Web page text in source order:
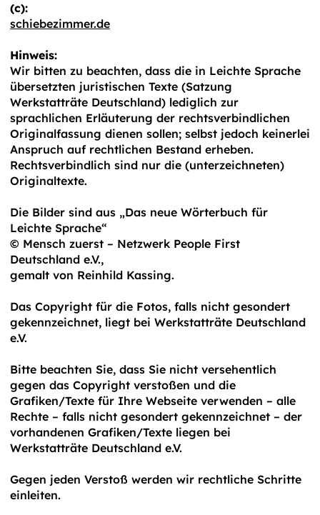
(c):
schiebezimmer.de
Hinweis:
Wir bitten zu beachten, dass die in Leichte Sprache
übersetzten juristischen Texte (Satzung
Werkstatträte Deutschland) lediglich zur
sprachlichen Erläuterung der rechtsverbindlichen
Originalfassung dienen sollen; selbst jedoch keinerlei
Anspruch auf rechtlichen Bestand erheben.
Rechtsverbindlich sind nur die (unterzeichneten)
Originaltexte.
Die Bilder sind aus „Das neue Wörterbuch für
Leichte Sprache“
© Mensch zuerst – Netzwerk People First
Deutschland e.V.,
gemalt von Reinhild Kassing.
Das Copyright für die Fotos, falls nicht gesondert
gekennzeichnet, liegt bei Werkstatträte Deutschland
e.V.
Bitte beachten Sie, dass Sie nicht versehentlich
gegen das Copyright verstoßen und die
Grafiken/Texte für Ihre Webseite verwenden – alle
Rechte – falls nicht gesondert gekennzeichnet – der
vorhandenen Grafiken/Texte liegen bei
Werkstatträte Deutschland e.V.
Gegen jeden Verstoß werden wir rechtliche Schritte
einleiten.